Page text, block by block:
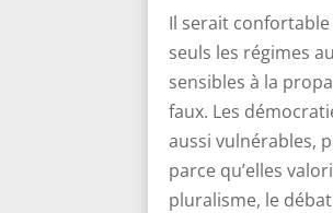
Il serait
seuls les régimes
sensibles à la
faux. Les
aussi vulnérables,
parce qu’elles
pluralisme, le